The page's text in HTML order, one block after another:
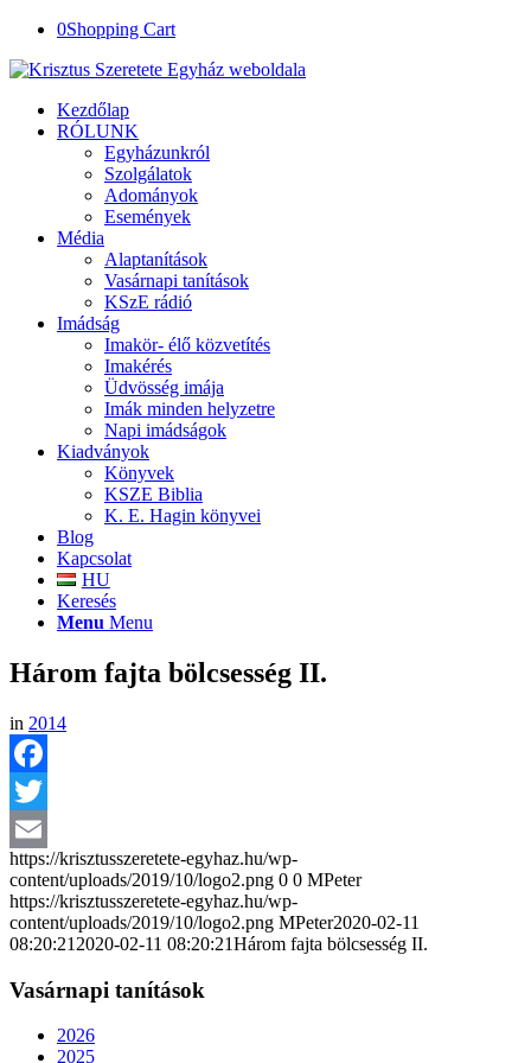
0Shopping Cart
Kezdőlap
RÓLUNK
Egyházunkról
Szolgálatok
Adományok
Események
Média
Alaptanítások
Vasárnapi tanítások
KSzE rádió
Imádság
Imakör- élő közvetítés
Imakérés
Üdvösség imája
Imák minden helyzetre
Napi imádságok
Kiadványok
Könyvek
KSZE Biblia
K. E. Hagin könyvei
Blog
Kapcsolat
HU
Keresés
Menu Menu
Három fajta bölcsesség II.
in 2014
Facebook
Twitter
Email
https://krisztusszeretete-egyhaz.hu/wp-
content/uploads/2019/10/logo2.png 0 0 MPeter
https://krisztusszeretete-egyhaz.hu/wp-
content/uploads/2019/10/logo2.png MPeter2020-02-11
08:20:21 2020-02-11 08:20:21Három fajta bölcsesség II.
Vasárnapi tanítások
2026
2025